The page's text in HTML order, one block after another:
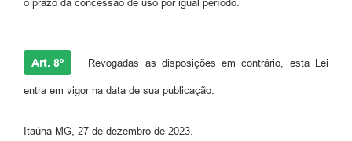
o prazo da concessão de uso por igual período.
Art. 8º Revogadas as disposições em contrário, esta Lei
entra em vigor na data de sua publicação.
Itaúna-MG, 27 de dezembro de 2023.